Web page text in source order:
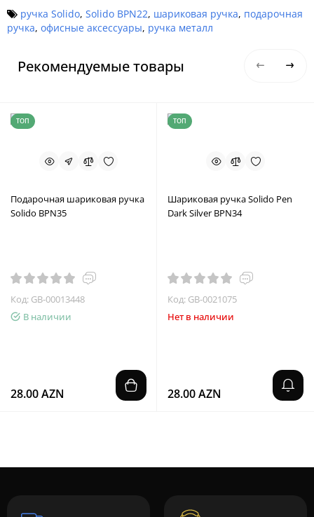
ручка Solido, Solido BPN22, шариковая ручка, подарочная
ручка, офисные аксессуары, ручка металл
Рекомендуемые товары
ТОП
Подарочная шариковая ручка
Solido BPN35
Код: GB-00013448
В наличии
28.00 AZN
ТОП
Шариковая ручка Solido Pen
Dark Silver BPN34
Код: GB-0021075
Нет в наличии
28.00 AZN